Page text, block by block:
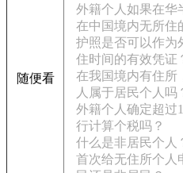
随便看
外籍个人如果在华
在中国境内无所住
护照是否可以作为
住时间的有效凭证
在我国境内有住所
人属于居民个人吗
外籍个人确定超过
行计算个税吗？
什么是非居民个人
首次给无住所个人